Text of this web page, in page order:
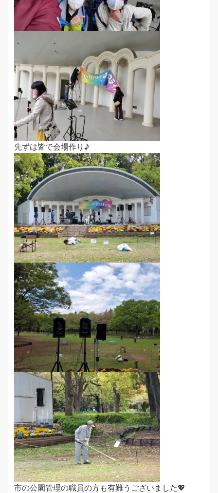
先ずは皆で会場作り♪
市の公園管理の職員の方も有難うございました💖